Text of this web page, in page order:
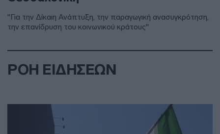
"Για την Δίκαιη Ανάπτυξη, την παραγωγική ανασυγκρότηση,
την επανίδρυση του κοινωνικού κράτους"
ΡΟΗ ΕΙΔΗΣΕΩΝ